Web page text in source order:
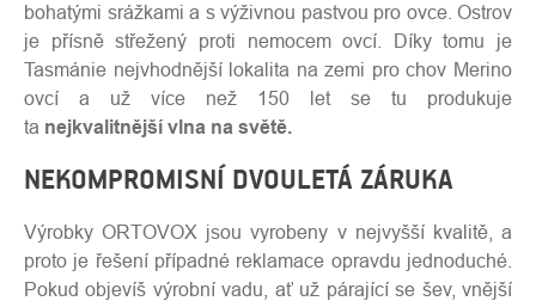
bohatými srážkami a s výživnou pastvou pro ovce. Ostrov
je přísně střežený proti nemocem ovcí. Díky tomu je
Tasmánie nejvhodnější lokalita na zemi pro chov Merino
ovcí a už více než 150 let se tu produkuje
ta nejkvalitnější vlna na světě.
NEKOMPROMISNÍ DVOULETÁ ZÁRUKA
Výrobky ORTOVOX jsou vyrobeny v nejvyšší kvalitě, a
proto je řešení případné reklamace opravdu jednoduché.
Pokud objevíš výrobní vadu, ať už párající se šev, vnější